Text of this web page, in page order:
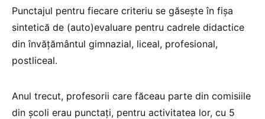
Punctajul pentru fiecare criteriu se găsește în fişa
sintetică de (auto)evaluare pentru cadrele didactice
din învăţământul gimnazial, liceal, profesional,
postliceal.
Anul trecut, profesorii care făceau parte din comisiile
din școli erau punctați, pentru activitatea lor, cu 5